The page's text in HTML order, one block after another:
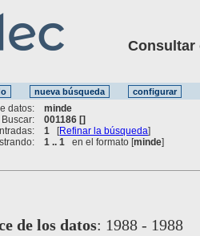
Consultar
datos:
minde
Buscar:
001186 []
1 [Refinar la búsqueda]
1 .. 1 en el formato [minde]
de los datos: 1988 - 1988